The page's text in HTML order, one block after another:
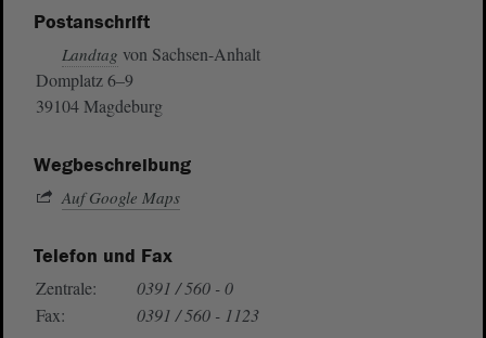
Postanschrift
Landtag von Sachsen-Anhalt
Domplatz 6–9
39104 Magdeburg
Wegbeschreibung
Auf Google Maps
Telefon und Fax
Zentrale:
0391 / 560 - 0
Fax:
0391 / 560 - 1123